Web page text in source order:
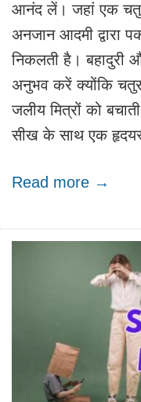
आनंद लें। जहां एक
अनजान आदमी द्वारा
निकलती है। बहादुरी
अनुभव करें क्योंकि चतुर
जलीय मित्रों को
सीख के साथ एक
Read more →